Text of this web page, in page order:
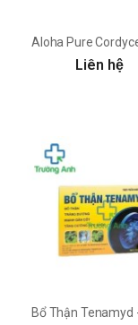
Aloha Pure
Liên hệ
Bổ Thận Tenamyd